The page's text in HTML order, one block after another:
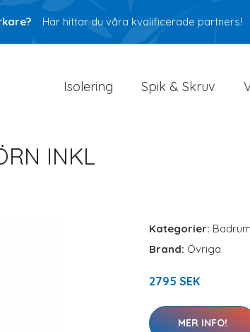
Här hittar du våra kvalificerade partners!
Isolering Spik & Skruv
INKL
Kategorier: Badrum
Brand: Övriga
2795 SEK
MER INFO!